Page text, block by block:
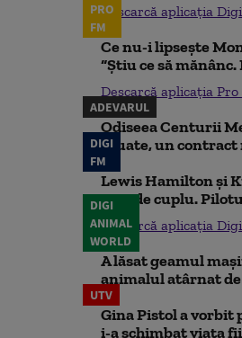
Descarcă aplicația
PRO
FM
Ce nu-i lipsește
“Știu ce să mănânc.
Descarcă aplicația
ADEVARUL
Odiseea Centurii
eșuate, un
DIGI
FM
Lewis Hamilton și
rare de cuplu.
Descarcă aplicația
DIGI
ANIMAL
WORLD
A lăsat geamul
animalul atârnat de
UTV
Gina Pistol a vorbit
i-a schimbat viața